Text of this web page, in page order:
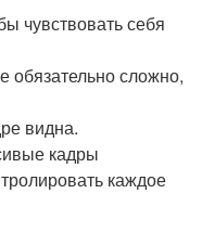
чувствовать себя
обязательно сложно,
видна.
кадры
каждое